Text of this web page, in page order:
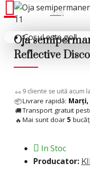
Cosul tau
Coșul este gol!
Oja
Reflective
👀 6 cliente se uită acum
📦Livrare rapidă: Marți,
🚚Transport gratuit
🔥 Mai sunt doar 5
In Stoc
Producator: